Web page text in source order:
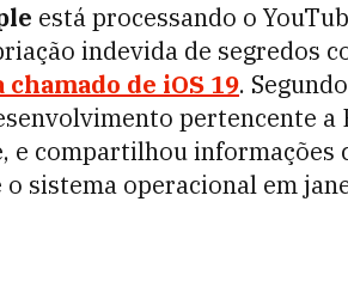
está processando o
indevida de segredos
chamado de iOS 19.
pertencente
e compartilhou informações
o sistema operacional em